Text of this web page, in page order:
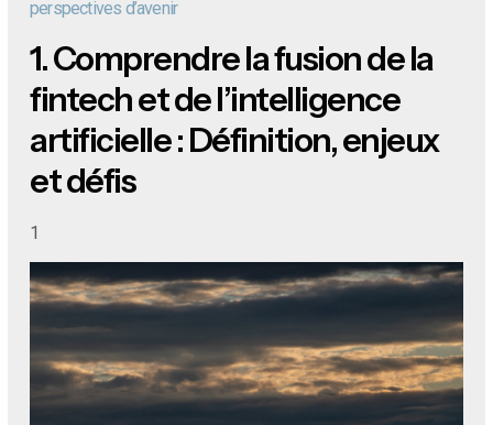
perspectives d’avenir
1.Comprendre la fusion de la
fintech et de l’intelligence
artificielle : Définition, enjeux
et défis
1